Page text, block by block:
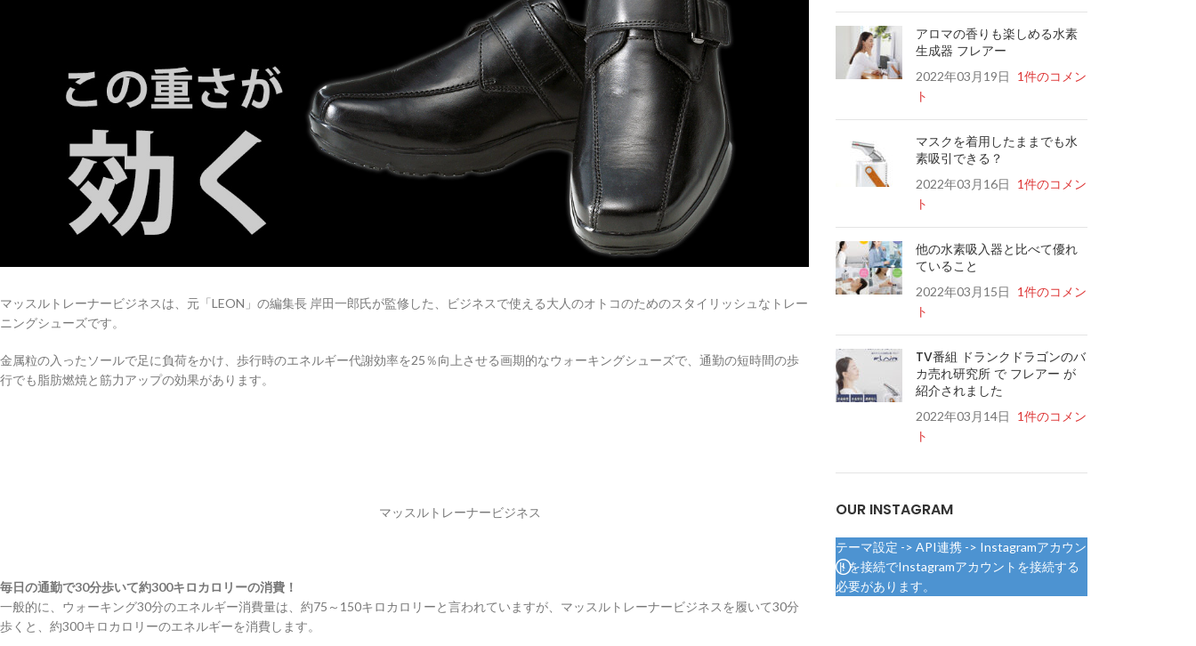
マッスルトレーナービジネスは、元「LEON」の編集長 岸田一郎氏が監修した、ビジネスで使える大人のオトコのためのスタイリッシュなトレー
ニングシューズです。
金属粒の入ったソールで足に負荷をかけ、歩行時のエネルギー代謝効率を25％向上させる画期的なウォーキングシューズで、通勤の短時間の歩
行でも脂肪燃焼と筋力アップの効果があります。
マッスルトレーナービジネス
毎日の通勤で30分歩いて約300キロカロリーの消費！
一般的に、ウォーキング30分のエネルギー消費量は、約75～150キロカロリーと言われていますが、マッスルトレーナービジネスを履いて30分
歩くと、約300キロカロリーのエネルギーを消費します。
アロマの香りも楽しめる水素
生成器 フレアー
2022年03月19日
1件のコメン
ト
マスクを着用したままでも水
素吸引できる？
2022年03月16日
1件のコメン
ト
他の水素吸入器と比べて優れ
ていること
2022年03月15日
1件のコメン
ト
TV番組 ドランクドラゴンのバ
カ売れ研究所 で フレアー が
紹介されました
2022年03月14日
1件のコメン
ト
OUR INSTAGRAM
テーマ設定 -> API連携 -> Instagramアカウン
トを接続でInstagramアカウントを接続する
必要があります。